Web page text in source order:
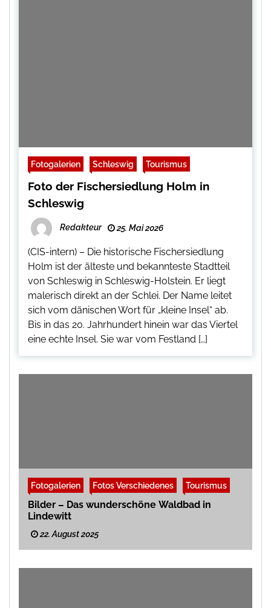
Fotogalerien Schleswig Tourismus
Foto der Fischersiedlung Holm in
Schleswig
Redakteur 25. Mai 2026
(CIS-intern) – Die historische Fischersiedlung
Holm ist der älteste und bekannteste Stadtteil
von Schleswig in Schleswig-Holstein. Er liegt
malerisch direkt an der Schlei. Der Name leitet
sich vom dänischen Wort für „kleine Insel“ ab.
Bis in das 20. Jahrhundert hinein war das Viertel
eine echte Insel. Sie war vom Festland […]
Fotogalerien Fotos Verschiedenes Tourismus
Bilder – Das wunderschöne Waldbad in
Lindewitt
22. August 2025